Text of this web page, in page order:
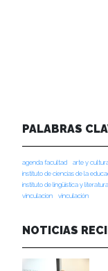
PALABRAS
agenda facultad arte y
instituto de ciencias de la
instituto de lingüística y literatura
vinculacion
vinculación
NOTICIAS